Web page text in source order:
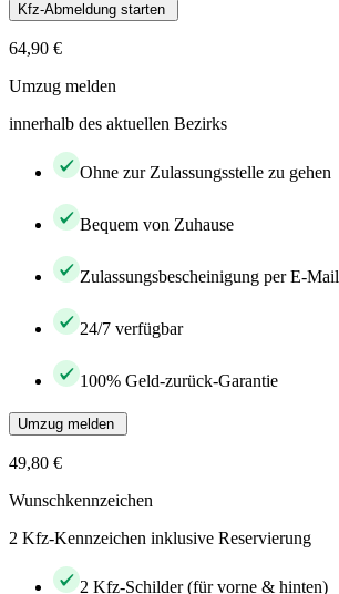
Kfz-Abmeldung starten
64,90 €
Umzug melden
innerhalb des aktuellen Bezirks
Ohne zur Zulassungsstelle zu gehen
Bequem von Zuhause
Zulassungsbescheinigung per E-Mail
24/7 verfügbar
100% Geld-zurück-Garantie
Umzug melden
49,80 €
Wunschkennzeichen
2 Kfz-Kennzeichen inklusive Reservierung
2 Kfz-Schilder (für vorne & hinten)